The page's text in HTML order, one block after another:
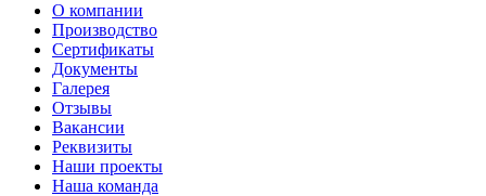
О компании
Производство
Сертификаты
Документы
Галерея
Отзывы
Вакансии
Реквизиты
Наши проекты
Наша команда